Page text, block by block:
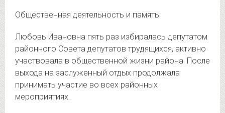
Общественная деятельность и память:
Любовь Ивановна пять раз избиралась депутатом
районного Совета депутатов трудящихся, активно
участвовала в общественной жизни района. После
выхода на заслуженный отдых продолжала
принимать участие во всех районных
мероприятиях.